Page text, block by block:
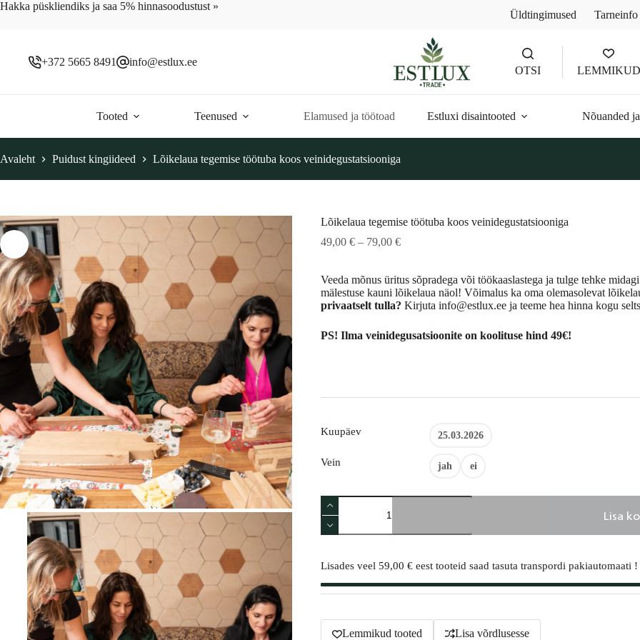
Skip
Hakka püskliendiks ja saa 5% hinnasoodustust »
Üldtingimused Tarneinfo
+372 5665 8491 info@estlux.ee
OTSI LEMMIKUD
Tooted Teenused Elamused ja töötoad Estluxi disaintooted Nõuanded
Avaleht Puidust kingiideed Lõikelaua tegemise töötuba koos veinidegustatsiooniga
Lõikelaua tegemise töötuba koos veinidegustatsiooniga
49,00€ – 79,00€Hinnavahemik:
79,00 €
Veeda mõnus üritus sõpradega või töökaaslastega ja tulge tehke
mälestuse kauni lõikelaua näol! Võimalus ka oma olemasolevat
privaatselt tulla? Kirjuta info@estlux.ee ja teeme hea hinna kogu
PS! Ilma veinidegusatsioonite on koolituse hind 49€!
Kuupäev 25.03.2026
Vein jah ei
Lõikelaua
tegemise
töötuba
koos
kogus
Lisa
t
e
r
a
Lisades veel59,00€ eest tooteid saad tasuta transpordi pakiautomaati !
Lemmikud tooted Lisa võrdlusesse